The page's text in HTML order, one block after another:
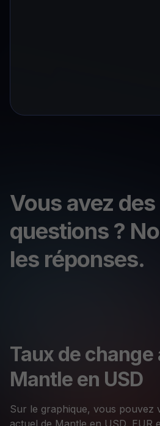
Vous avez des
questions ?
les réponses.
Taux de
Mantle en USD
Sur le graphique, vous pouvez